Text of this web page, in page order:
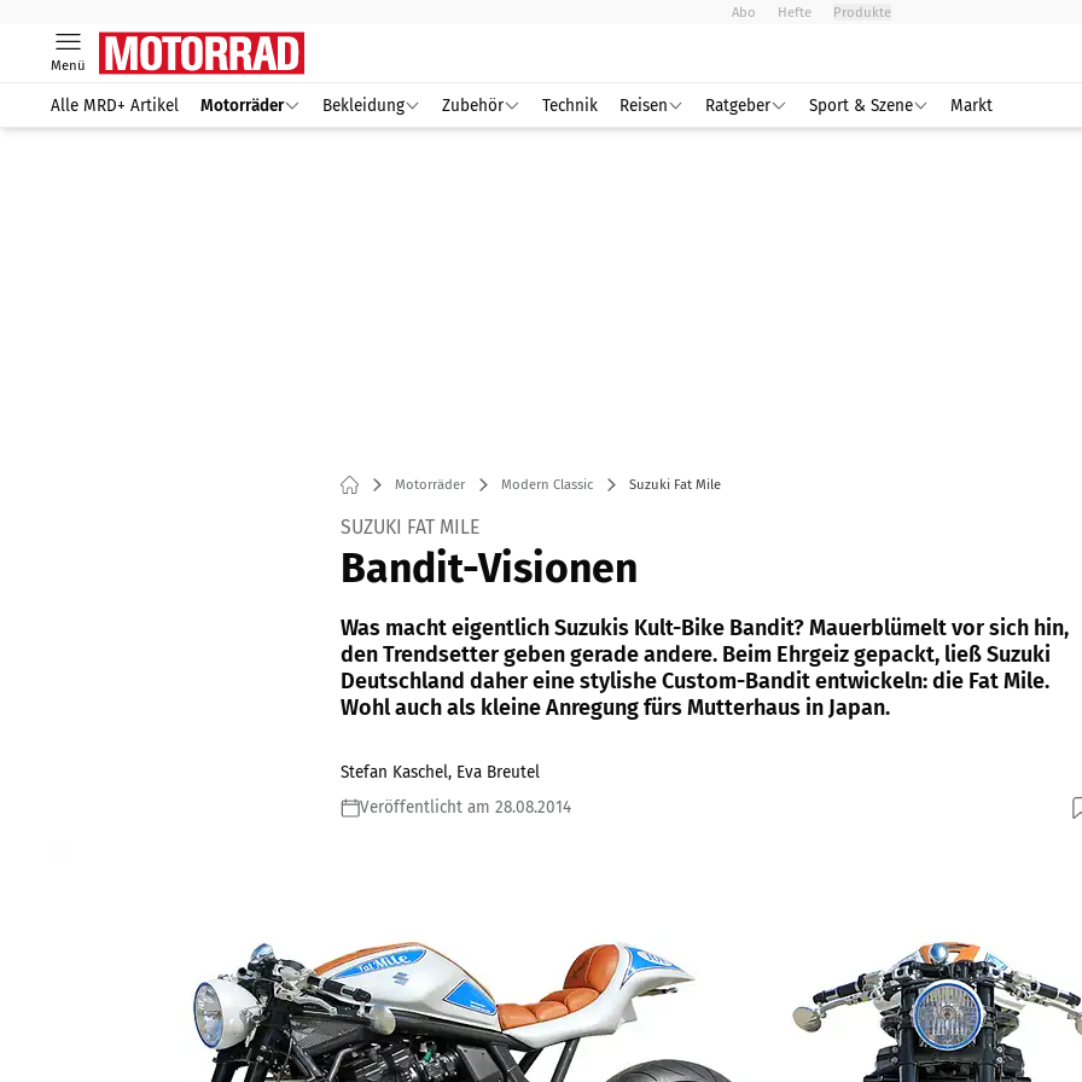
Abo Hefte Produkte
Menü
Alle MRD+ Artikel Motorräder Bekleidung Zubehör Technik Reisen Ratgeber Sport & Szene Markt
Motorräder Modern Classic Suzuki Fat Mile
SUZUKI FAT MILE
Bandit-Visionen
Was macht eigentlich Suzukis Kult-Bike Bandit? Mauerblümelt vor sich hin,
den Trendsetter geben gerade andere. Beim Ehrgeiz gepackt, ließ Suzuki
Deutschland daher eine stylishe Custom-Bandit entwickeln: die Fat Mile.
Wohl auch als kleine Anregung fürs Mutterhaus in Japan.
Stefan Kaschel, Eva Breutel
Veröffentlicht am 28.08.2014